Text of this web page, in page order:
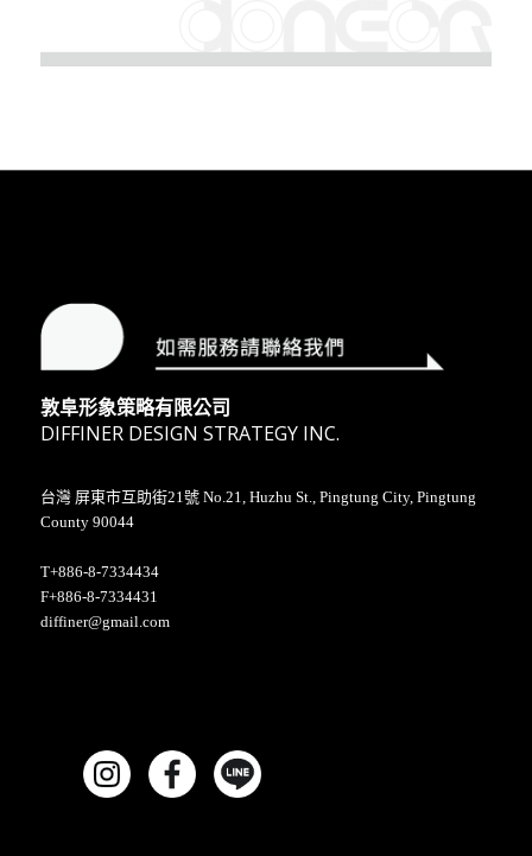
敦阜形象策略有限公司
DIFFINER DESIGN STRATEGY INC.
台灣 屏東市互助街21號 No.21, Huzhu St., Pingtung City, Pingtung
County 90044
T+886-8-7334434
F+886-8-7334431
diffiner@gmail.com